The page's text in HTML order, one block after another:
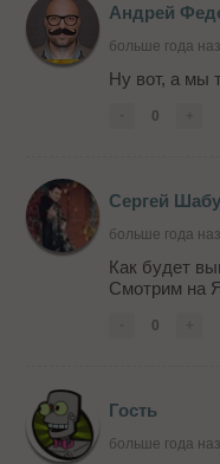
Андрей
больше года
Ну вот, а мы
0
Сергей
больше года
Как будет
Смотрим на
0
Гость
больше года